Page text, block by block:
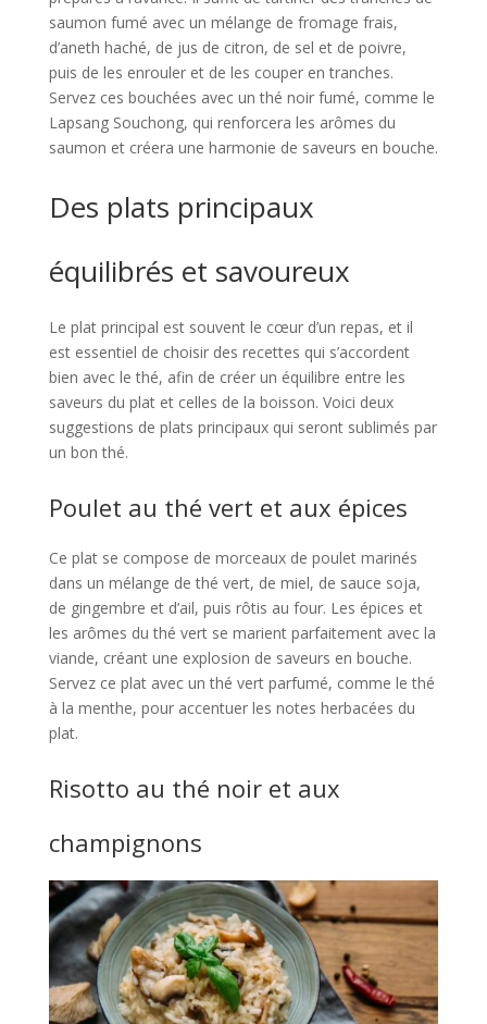
saumon fumé avec un mélange de fromage frais,
d’aneth haché, de jus de citron, de sel et de poivre,
puis de les enrouler et de les couper en tranches.
Servez ces bouchées avec un thé noir fumé, comme le
Lapsang Souchong, qui renforcera les arômes du
saumon et créera une harmonie de saveurs en bouche.
Des plats principaux
équilibrés et savoureux
Le plat principal est souvent le cœur d’un repas, et il
est essentiel de choisir des recettes qui s’accordent
bien avec le thé, afin de créer un équilibre entre les
saveurs du plat et celles de la boisson. Voici deux
suggestions de plats principaux qui seront sublimés par
un bon thé.
Poulet au thé vert et aux épices
Ce plat se compose de morceaux de poulet marinés
dans un mélange de thé vert, de miel, de sauce soja,
de gingembre et d’ail, puis rôtis au four. Les épices et
les arômes du thé vert se marient parfaitement avec la
viande, créant une explosion de saveurs en bouche.
Servez ce plat avec un thé vert parfumé, comme le thé
à la menthe, pour accentuer les notes herbacées du
plat.
Risotto au thé noir et aux
champignons